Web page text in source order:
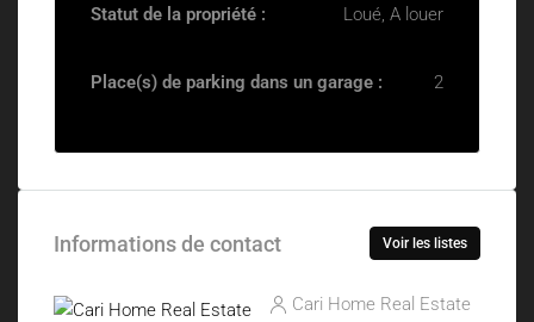
Statut de la propriété : Loué, A louer
Place(s) de parking dans un garage : 2
Informations de contact Voir les listes
Cari Home Real Estate